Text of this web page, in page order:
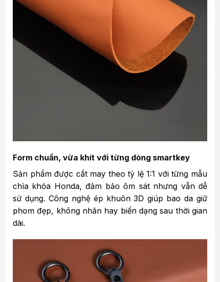
Form chuẩn, vừa khít với từng dòng smartkey
Sản phẩm được cắt may theo tỷ lệ 1:1 với từng mẫu
chìa khóa Honda, đảm bảo ôm sát nhưng vẫn dễ
sử dụng. Công nghệ ép khuôn 3D giúp bao da giữ
phom đẹp, không nhăn hay biến dạng sau thời gian
dài.